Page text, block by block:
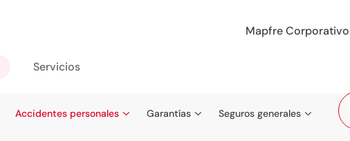
Mapfre Corporativo
Accidentes personales Garantías
Seguros generales
Servicios